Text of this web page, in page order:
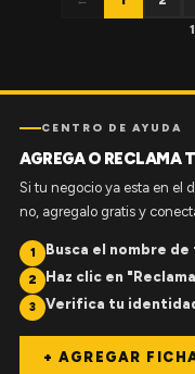
CENTRO DE AYUDA
AGREGA O RECLAMA
Si tu negocio ya esta en el
no, agregalo gratis y
1 Busca el nombre
2 Haz clic en
3 Verifica tu
+ AGREGAR